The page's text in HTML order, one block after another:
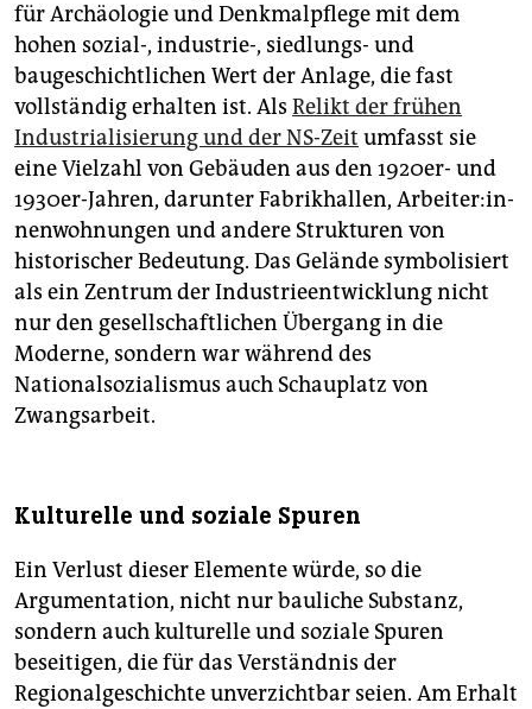
für Archäologie und Denkmalpflege mit dem
hohen sozial-, industrie-, siedlungs- und
baugeschichtlichen Wert der Anlage, die fast
vollständig erhalten ist. Als Relikt der frühen
Industrialisierung und der NS-Zeit umfasst sie
eine Vielzahl von Gebäuden aus den 1920er- und
1930er-Jahren, darunter Fabrikhallen, Ar­bei­te­r:in­
nen­woh­nun­gen und andere Strukturen von
historischer Bedeutung. Das Gelände symbolisiert
als ein Zentrum der Industrieentwicklung nicht
nur den gesellschaftlichen Übergang in die
Moderne, sondern war während des
Nationalsozialismus auch Schauplatz von
Zwangsarbeit.
Kulturelle und soziale Spuren
Ein Verlust dieser Elemente würde, so die
Argumentation, nicht nur bauliche Substanz,
sondern auch kulturelle und soziale Spuren
beseitigen, die für das Verständnis der
Regionalgeschichte unverzichtbar seien. Am Erhalt